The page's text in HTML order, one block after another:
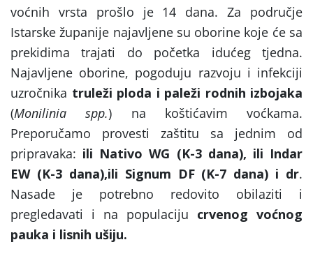
voćnih vrsta prošlo je 14 dana. Za područje
Istarske županije najavljene su oborine koje će sa
prekidima trajati do početka idućeg tjedna.
Najavljene oborine, pogoduju razvoju i infekciji
uzročnika truleži ploda i paleži rodnih izbojaka
(Monilinia spp.) na koštićavim voćkama.
Preporučamo provesti zaštitu sa jednim od
pripravaka: ili Nativo WG (K-3 dana), ili Indar
EW (K-3 dana),ili Signum DF (K-7 dana) i dr.
Nasade je potrebno redovito obilaziti i
pregledavati i na populaciju crvenog voćnog
pauka i lisnih ušiju.